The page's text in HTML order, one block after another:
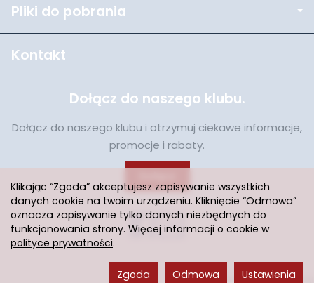
Pliki do pobrania
Kontakt
Dołącz do naszego klubu.
Dołącz do naszego klubu i otrzymuj ciekawe informacje,
promocje i rabaty.
Sklep internetowy SOTESHOP AI
Klikając “Zgoda” akceptujesz zapisywanie wszystkich
danych cookie na twoim urządzeniu. Kliknięcie “Odmowa”
oznacza zapisywanie tylko danych niezbędnych do
funkcjonowania strony. Więcej informacji o cookie w
polityce prywatności.
Ustawienia
Odmowa
Zgoda